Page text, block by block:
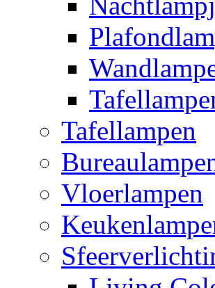
Tafellampen
Vloerlampen